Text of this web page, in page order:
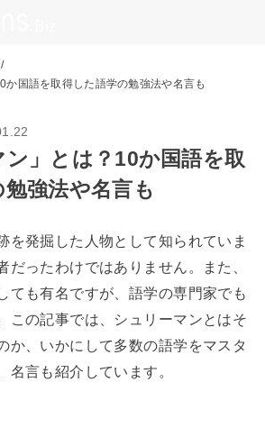
か国語を取得した語学の勉強法や名言も
ン」とは？10か国語を取
強法や名言も
を発掘した人物として知られていま
だったわけではありません。また、
ても有名ですが、語学の専門家でも
この記事では、シュリーマンとはそ
か、いかにして多数の語学をマスタ
名言も紹介しています。